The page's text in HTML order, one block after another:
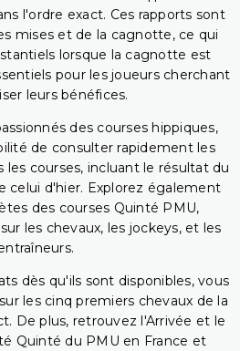
l'ordre exact. Ces rapports sont
mises et de la cagnotte, ce qui
lorsque la cagnotte est
pour les joueurs cherchant
leurs bénéfices.
des courses hippiques,
de consulter rapidement les
courses, incluant le résultat du
celui d'hier. Explorez également
des courses Quinté PMU,
les chevaux, les jockeys, et les
dès qu'ils sont disponibles, vous
les cinq premiers chevaux de la
De plus, retrouvez l'Arrivée et le
Quinté du PMU en France et